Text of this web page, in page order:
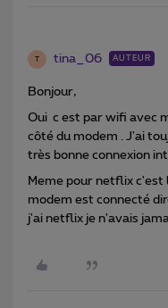
T tina_06 AUTEUR
Bonjour,
Oui c est par wifi avec
côté du modem . J'ai
très bonne connexion
Meme pour netflix
modem est connecté
j'ai netflix je n'avais